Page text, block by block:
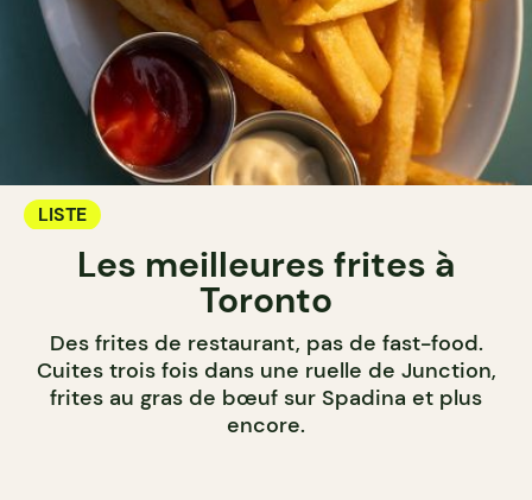
LISTE
Les meilleures frites à
Toronto
Des frites de restaurant, pas de fast-food.
Cuites trois fois dans une ruelle de Junction,
frites au gras de bœuf sur Spadina et plus
encore.